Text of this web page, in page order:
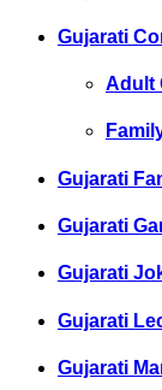
Gujarati
Adult
Gujarati
Gujarati
Gujarati
Gujarati
Gujarati